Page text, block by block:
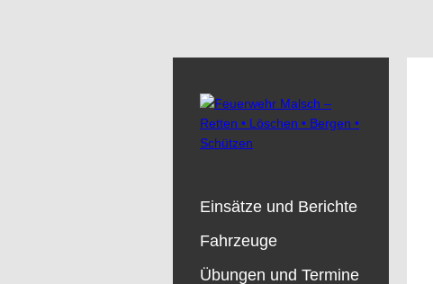
Einsätze und Berichte
Fahrzeuge
Übungen und Termine